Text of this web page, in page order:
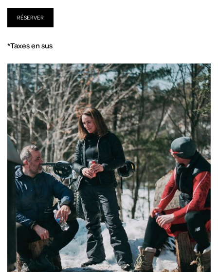
RÉSERVER
*Taxes en sus